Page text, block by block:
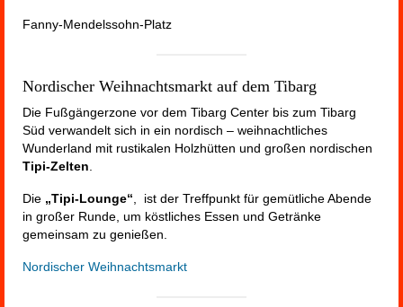
Fanny-Mendelssohn-Platz
Nordischer Weihnachtsmarkt auf dem Tibarg
Die Fußgängerzone vor dem Tibarg Center bis zum Tibarg
Süd verwandelt sich in ein nordisch – weihnachtliches
Wunderland mit rustikalen Holzhütten und großen nordischen
Tipi-Zelten
Die „Tipi-Lounge“ , ist der Treffpunkt für gemütliche Abende
in großer Runde, um köstliches Essen und Getränke
gemeinsam zu genießen.
Nordischer Weihnachtsmarkt